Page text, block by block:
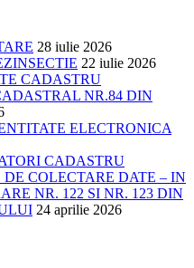
28 iulie 2026
22 iulie 2026
CADASTRU
NR.84 DIN
ELECTRONICA
CADASTRU
COLECTARE DATE – IN
NR. 122 SI NR. 123 DIN
24 aprilie 2026